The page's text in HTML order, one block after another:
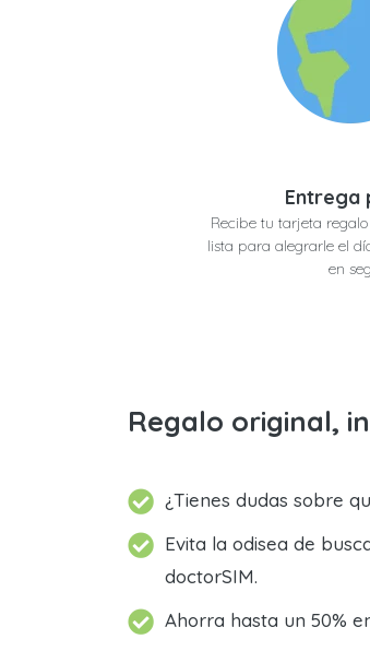
Entrega
Recibe tu tarjeta
lista para alegrarle el
en
Regalo original,
¿Tienes dudas sobre
Evita la odisea de
doctorSIM.
Ahorra hasta un 50%